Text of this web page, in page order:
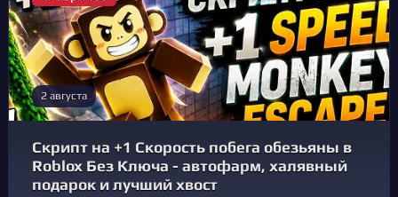
2 августа
Скрипт на +1 Скорость побега обезьяны в
Roblox Без Ключа - автофарм, халявный
подарок и лучший хвост